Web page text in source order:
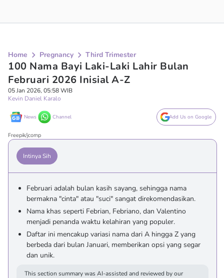
Home Pregnancy Third Trimester
100 Nama Bayi Laki-Laki Lahir Bulan
Februari 2026 Inisial A-Z
05 Jan 2026, 05:58 WIB
Kevin Daniel Karalo
News Channel Add Us on Google
Freepik/jcomp
Intinya Sih
Februari adalah bulan kasih sayang, sehingga nama
bermakna "cinta" atau "suci" sangat direkomendasikan.
Nama khas seperti Febrian, Febriano, dan Valentino
menjadi penanda waktu kelahiran yang populer.
Daftar ini mencakup variasi nama dari A hingga Z yang
berbeda dari bulan Januari, memberikan opsi yang segar
dan unik.
This section summary was AI-assisted and reviewed by our